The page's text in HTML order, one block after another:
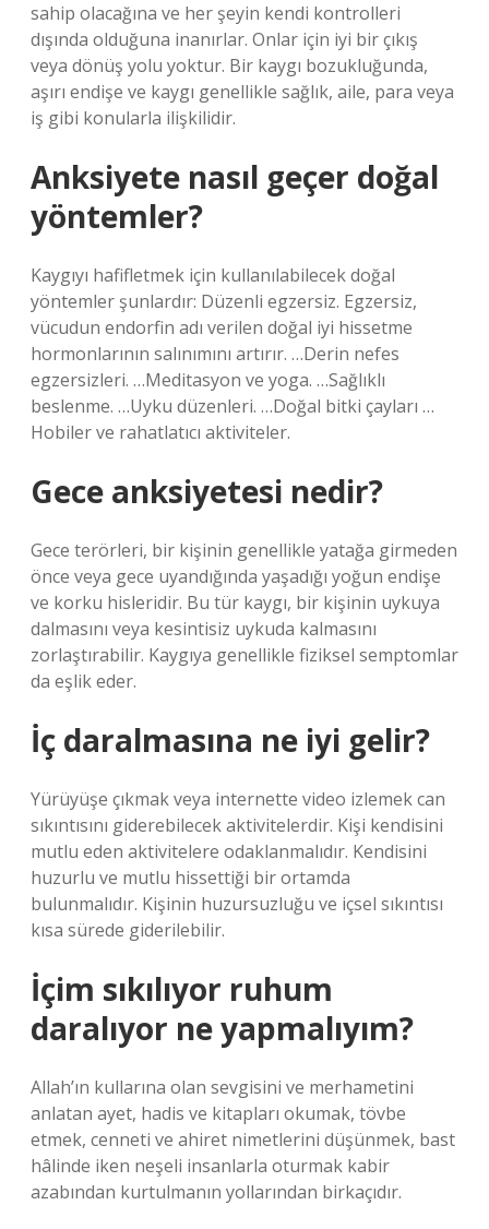
sahip olacağına ve her şeyin kendi kontrolleri
dışında olduğuna inanırlar. Onlar için iyi bir çıkış
veya dönüş yolu yoktur. Bir kaygı bozukluğunda,
aşırı endişe ve kaygı genellikle sağlık, aile, para veya
iş gibi konularla ilişkilidir.
Anksiyete nasıl geçer doğal
yöntemler?
Kaygıyı hafifletmek için kullanılabilecek doğal
yöntemler şunlardır: Düzenli egzersiz. Egzersiz,
vücudun endorfin adı verilen doğal iyi hissetme
hormonlarının salınımını artırır. …Derin nefes
egzersizleri. …Meditasyon ve yoga. …Sağlıklı
beslenme. …Uyku düzenleri. …Doğal bitki çayları …
Hobiler ve rahatlatıcı aktiviteler.
Gece anksiyetesi nedir?
Gece terörleri, bir kişinin genellikle yatağa girmeden
önce veya gece uyandığında yaşadığı yoğun endişe
ve korku hisleridir. Bu tür kaygı, bir kişinin uykuya
dalmasını veya kesintisiz uykuda kalmasını
zorlaştırabilir. Kaygıya genellikle fiziksel semptomlar
da eşlik eder.
İç daralmasına ne iyi gelir?
Yürüyüşe çıkmak veya internette video izlemek can
sıkıntısını giderebilecek aktivitelerdir. Kişi kendisini
mutlu eden aktivitelere odaklanmalıdır. Kendisini
huzurlu ve mutlu hissettiği bir ortamda
bulunmalıdır. Kişinin huzursuzluğu ve içsel sıkıntısı
kısa sürede giderilebilir.
İçim sıkılıyor ruhum
daralıyor ne yapmalıyım?
Allah’ın kullarına olan sevgisini ve merhametini
anlatan ayet, hadis ve kitapları okumak, tövbe
etmek, cenneti ve ahiret nimetlerini düşünmek, bast
hâlinde iken neşeli insanlarla oturmak kabir
azabından kurtulmanın yollarından birkaçıdır.